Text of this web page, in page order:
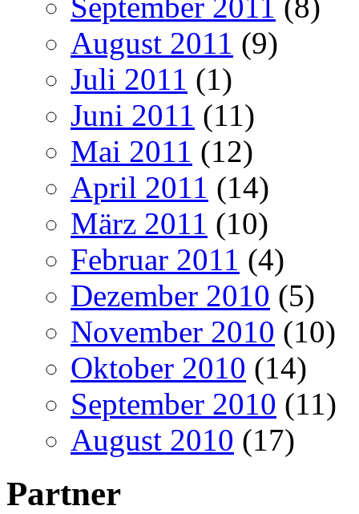
September 2011 (8)
August 2011 (9)
Juli 2011 (1)
Juni 2011 (11)
Mai 2011 (12)
April 2011 (14)
März 2011 (10)
Februar 2011 (4)
Dezember 2010 (5)
November 2010 (10)
Oktober 2010 (14)
September 2010 (11)
August 2010 (17)
Partner